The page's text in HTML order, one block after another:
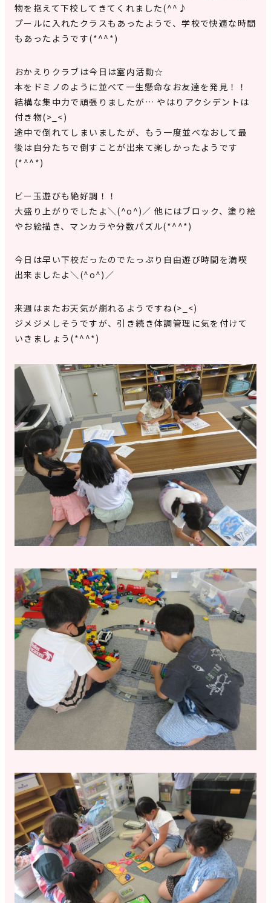
物を抱えて下校してきてくれました(^^♪
プールに入れたクラスもあったようで、学校で快適な時間
もあったようです(*^^*)
おかえりクラブは今日は室内活動☆
本をドミノのように並べて一生懸命なお友達を発見！！
結構な集中力で頑張りましたが… やはりアクシデントは
付き物(>_<)
途中で倒れてしまいましたが、もう一度並べなおして最
後は自分たちで倒すことが出来て楽しかったようです
(*^^*)
ビー玉遊びも絶好調！！
大盛り上がりでしたよ＼(^o^)／ 他にはブロック、塗り絵
やお絵描き、マンカラや分数パズル(*^^*)
今日は早い下校だったのでたっぷり自由遊び時間を満喫
出来ましたよ＼(^o^)／
来週はまたお天気が崩れるようですね(>_<)
ジメジメしそうですが、引き続き体調管理に気を付けて
いきましょう(*^^*)